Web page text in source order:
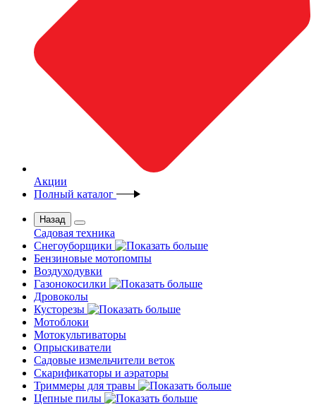
Акции
Полный каталог
Назад
Садовая техника
Снегоуборщики
Бензиновые мотопомпы
Воздуходувки
Газонокосилки
Дровоколы
Кусторезы
Мотоблоки
Мотокультиваторы
Опрыскиватели
Садовые измельчители веток
Скарификаторы и аэраторы
Триммеры для травы
Цепные пилы